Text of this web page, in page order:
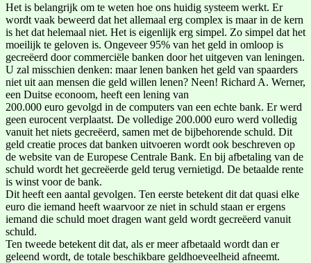
Het is belangrijk om te weten hoe ons huidig systeem werkt. Er
wordt vaak beweerd dat het allemaal erg complex is maar in de kern
is het dat helemaal niet. Het is eigenlijk erg simpel. Zo simpel dat het
moeilijk te geloven is. Ongeveer 95% van het geld in omloop is
gecreëerd door commerciële banken door het uitgeven van leningen.
U zal misschien denken: maar lenen banken het geld van spaarders
niet uit aan mensen die geld willen lenen? Neen! Richard A. Werner,
een Duitse econoom, heeft een lening van
200.000 euro gevolgd in de computers van een echte bank. Er werd
geen eurocent verplaatst. De volledige 200.000 euro werd volledig
vanuit het niets gecreëerd, samen met de bijbehorende schuld. Dit
geld creatie proces dat banken uitvoeren wordt ook beschreven op
de website van de Europese Centrale Bank. En bij afbetaling van de
schuld wordt het gecreëerde geld terug vernietigd. De betaalde rente
is winst voor de bank.
Dit heeft een aantal gevolgen. Ten eerste betekent dit dat quasi elke
euro die iemand heeft waarvoor ze niet in schuld staan er ergens
iemand die schuld moet dragen want geld wordt gecreëerd vanuit
schuld.
Ten tweede betekent dit dat, als er meer afbetaald wordt dan er
geleend wordt, de totale beschikbare geldhoeveelheid afneemt.